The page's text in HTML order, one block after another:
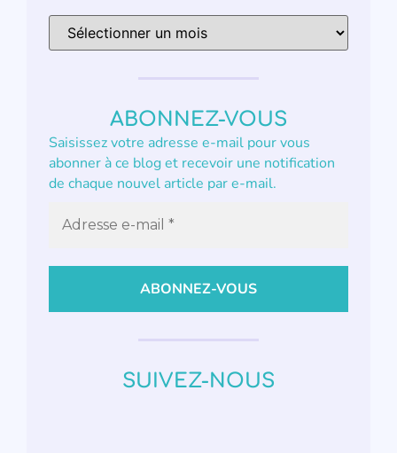
ABONNEZ-VOUS
Saisissez votre adresse e-mail pour vous
abonner à ce blog et recevoir une notification
de chaque nouvel article par e-mail.
SUIVEZ-NOUS